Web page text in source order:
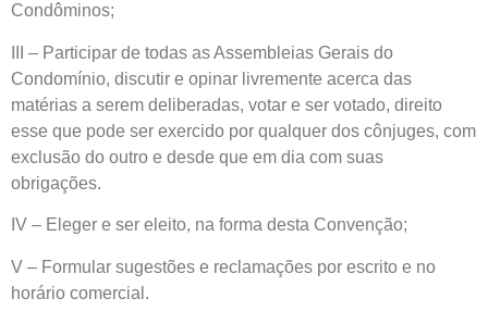
Condôminos;
III – Participar de todas as Assembleias Gerais do
Condomínio, discutir e opinar livremente acerca das
matérias a serem deliberadas, votar e ser votado, direito
esse que pode ser exercido por qualquer dos cônjuges, com
exclusão do outro e desde que em dia com suas
obrigações.
IV – Eleger e ser eleito, na forma desta Convenção;
V – Formular sugestões e reclamações por escrito e no
horário comercial.